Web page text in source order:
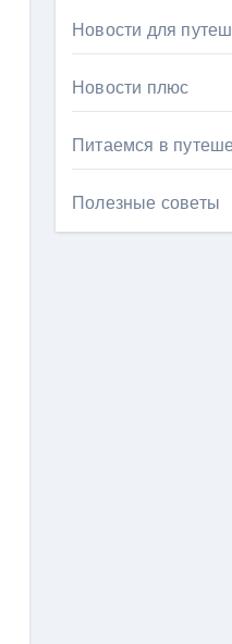
Новости для
Новости плюс
Питаемся в
Полезные советы